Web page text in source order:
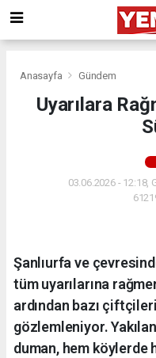
Anasayfa Gündem
Uyarılara
03.06.2026 - 12:18,
Şanlıurfa ve
tüm uyarılarına
ardından bazı
gözlemleniyor.
duman, hem köylerde